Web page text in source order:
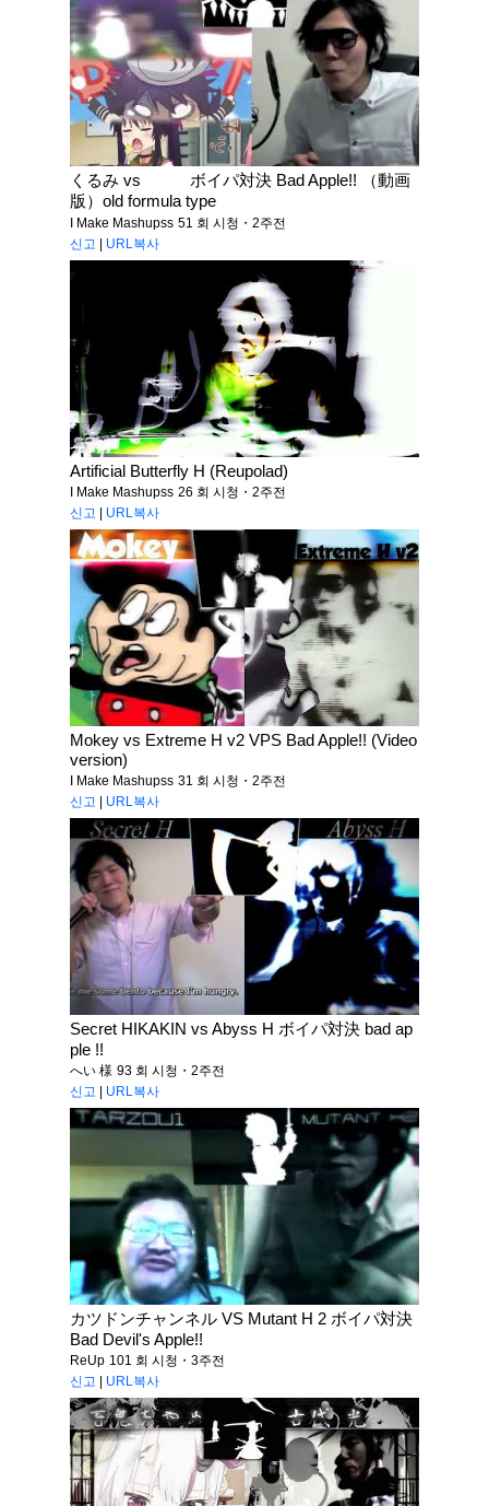
くるみ vs ボイパ対決 Bad Apple!! （動画
版）old formula type
I Make Mashupss 51 회 시청・2주전
신고
URL복사
Artificial Butterfly H (Reupolad)
I Make Mashupss 26 회 시청・2주전
신고
URL복사
Mokey vs Extreme H v2 VPS Bad Apple!! (Video
version)
I Make Mashupss 31 회 시청・2주전
신고
URL복사
Secret HIKAKIN vs Abyss H ボイパ対決 bad ap
ple !!
へい 様 93 회 시청・2주전
신고
URL복사
カツドンチャンネル VS Mutant H 2 ボイパ対決
Bad Devil's Apple!!
ReUp 101 회 시청・3주전
신고
URL복사